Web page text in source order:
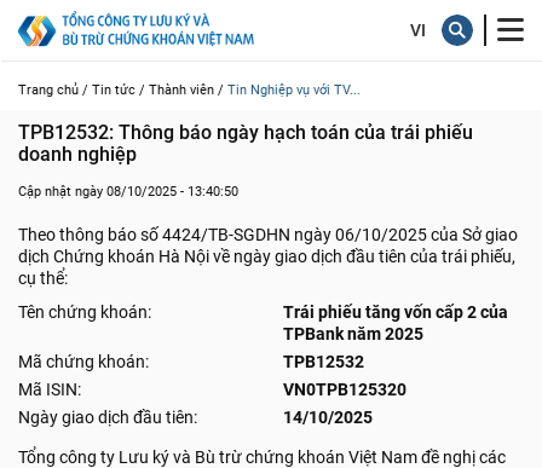
Trang chủ / Tin tức / Thành viên / Tin Nghiệp vụ với TV...
TPB12532: Thông báo ngày hạch toán của trái phiếu
doanh nghiệp
Cập nhật ngày 08/10/2025 - 13:40:50
Theo thông báo số 4424/TB-SGDHN ngày 06/10/2025 của Sở giao
dịch Chứng khoán Hà Nội về ngày giao dịch đầu tiên của trái phiếu,
cụ thể:
Tên chứng khoán:
Trái phiếu tăng vốn cấp 2 của
TPBank năm 2025
Mã chứng khoán:
TPB12532
Mã ISIN:
VN0TPB125320
Ngày giao dịch đầu tiên:
14/10/2025
Tổng công ty Lưu ký và Bù trừ chứng khoán Việt Nam đề nghị các